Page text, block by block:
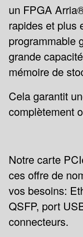
un FPGA
rapides et plus
programmable
grande
mémoire de
Cela garantit
complètement
Notre carte
ces offre de
vos besoins:
QSFP, port
connecteurs.